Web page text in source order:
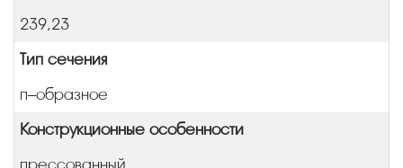
239,23
Тип сечения
п–образное
Конструкционные особенности